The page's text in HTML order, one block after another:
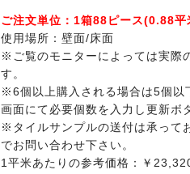
ご注文単位：1箱88ピース(0.88平
使用場所：壁面/床面
※ご覧のモニターによっては実際
す。
※6個以上購入される場合は5個以
画面にて必要個数を入力し更新ボ
※タイルサンプルの送付は承って
でお問い合わせ下さい。
1平米あたりの参考価格：￥